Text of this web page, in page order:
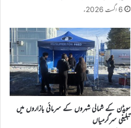
6 اگست 2026ء
سویڈن کے شمالی شہروں کے سرمائی بازاروں میں
تبلیغی سرگرمیاں